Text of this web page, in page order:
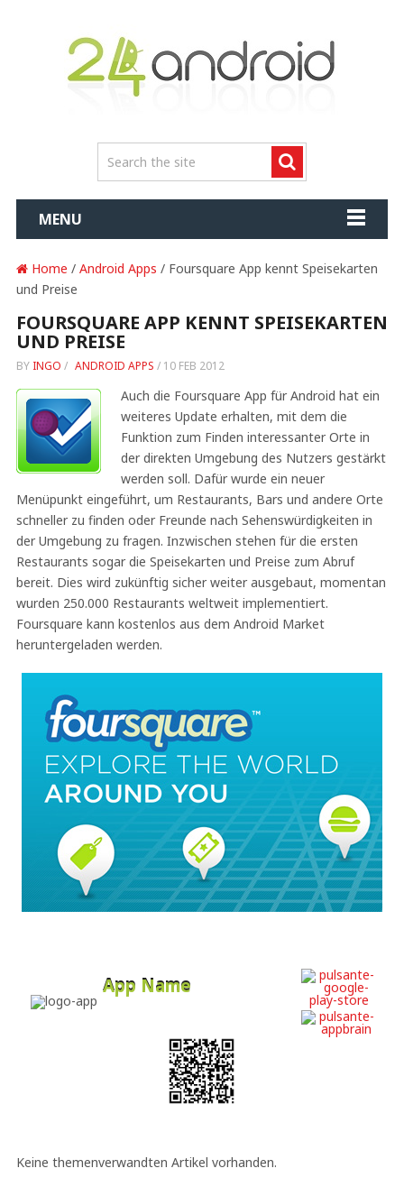
MENU
Home / Android Apps / Foursquare App kennt Speisekarten
und Preise
FOURSQUARE APP KENNT SPEISEKARTEN
UND PREISE
BY INGO / ANDROID APPS / 10 FEB 2012
Auch die Foursquare App für Android hat ein
weiteres Update erhalten, mit dem die
Funktion zum Finden interessanter Orte in
der direkten Umgebung des Nutzers gestärkt
werden soll. Dafür wurde ein neuer
Menüpunkt eingeführt, um Restaurants, Bars und andere Orte
schneller zu finden oder Freunde nach Sehenswürdigkeiten in
der Umgebung zu fragen. Inzwischen stehen für die ersten
Restaurants sogar die Speisekarten und Preise zum Abruf
bereit. Dies wird zukünftig sicher weiter ausgebaut, momentan
wurden 250.000 Restaurants weltweit implementiert.
Foursquare kann kostenlos aus dem Android Market
heruntergeladen werden.
App Name
Keine themenverwandten Artikel vorhanden.